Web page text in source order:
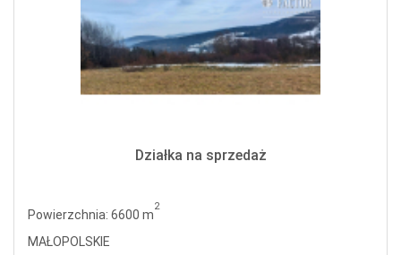
Działka na sprzedaż
Powierzchnia: 6600 m
2
MAŁOPOLSKIE